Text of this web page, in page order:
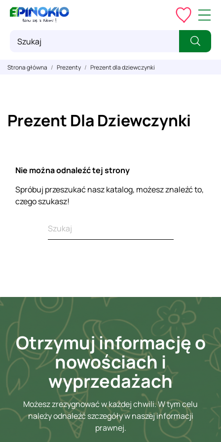
Strona główna Prezenty Prezent dla dziewczynki
Prezent Dla Dziewczynki
Nie można odnaleźć tej strony
Spróbuj przeszukać nasz katalog, możesz znaleźć to,
czego szukasz!
Otrzymuj informację o
nowościach i
wyprzedażach
Możesz zrezygnować w każdej chwili. W tym celu
należy odnaleźć szczegóły w naszej informacji
prawnej.